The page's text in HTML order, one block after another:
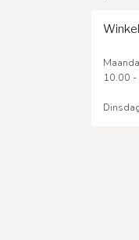
10.00